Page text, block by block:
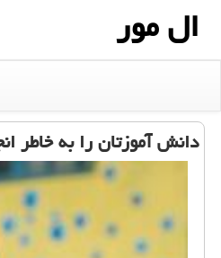
ال مور
دانش آموزتان را به خاطر